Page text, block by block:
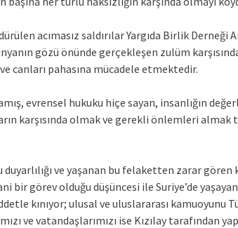
acımasız saldırılar Yargıda Birlik Derneği
gözü önünde gerçekleşen zulüm
canları pahasına mücadele etmektedir.
evrensel hukuku hiçe sayan, insanlığın
karşısında olmak ve gerekli önlemleri almak
duyarlılığı ve yaşanan bu felaketten zarar
bir görev olduğu düşüncesi ile Suriye’de yaşayan
kınıyor; ulusal ve uluslararası kamuoyunu
ve vatandaşlarımızı ise Kızılay tarafından